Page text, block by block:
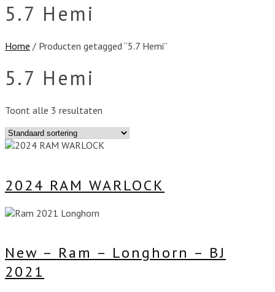
5.7 Hemi
Home / Producten getagged “5.7 Hemi”
5.7 Hemi
Toont alle 3 resultaten
2024 RAM WARLOCK
New – Ram – Longhorn – BJ
2021